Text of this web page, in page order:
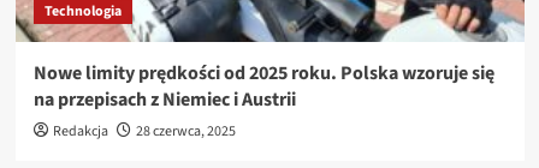
Technologia
Nowe limity prędkości od 2025 roku. Polska wzoruje się
na przepisach z Niemiec i Austrii
Redakcja 28 czerwca, 2025